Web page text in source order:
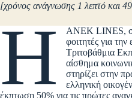
[χρόνος ανάγνωσης 1 λεπτό και
H
ΑΝΕΚ LINES,
φοιτητές για
Τριτοβάθμια
αίσθημα
στηρίζει στην
ελληνική
έκπτωση 50% για τις πρώτες